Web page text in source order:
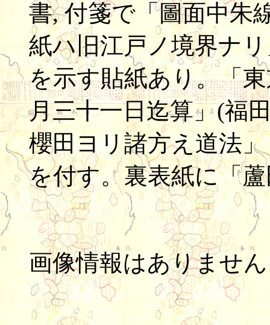
書, 付箋で「圖面中朱
紙ハ旧江戸ノ境界ナ
を示す貼紙あり。「
月三十一日迄算」(福
櫻田ヨリ諸方え道法
を付す。裏表紙に「
画像情報はありませ